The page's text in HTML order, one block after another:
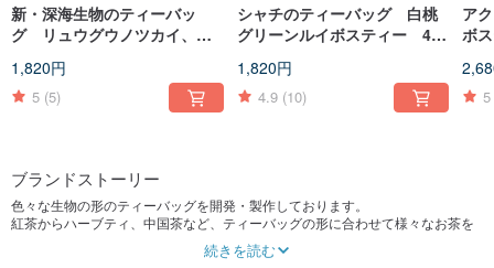
新・深海生物のティーバッ
グ リュウグウノツカイ、メ
シガニ
1,820円
5 (5)
シャチのティーバッグ 白桃
グリーンルイボスティー 4包
1,820円
4.9 (10)
ア
ボ
5
ブランドストーリー
色々な生物の形のティーバッグを開発・製作しております。
紅茶からハーブティ、中国茶など、ティーバッグの形に合わせて様々なお茶を
ふふっと笑っていただける商品作りを目指し、マニアックなラインナップにて
続きを読む